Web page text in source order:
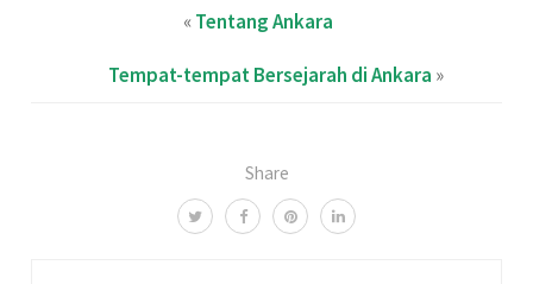
Share
«Tentang Ankara
Tempat-tempat Bersejarah di Ankara »